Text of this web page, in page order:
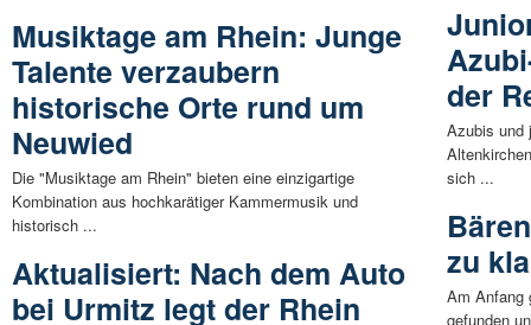
Musiktage am Rhein: Junge
Talente verzaubern
historische Orte rund um
Neuwied
Die "Musiktage am Rhein" bieten eine einzigartige
Kombination aus hochkarätiger Kammermusik und
historisch ...
Aktualisiert: Nach dem Auto
bei Urmitz legt der Rhein
der
Azubis und
sich ...
zu
Am Anfang
gefunden